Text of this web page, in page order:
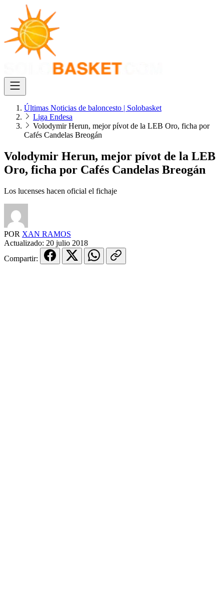
Últimas Noticias de baloncesto | Solobasket
Liga Endesa
Volodymir Herun, mejor pívot de la LEB Oro, ficha por
Cafés Candelas Breogán
Volodymir Herun, mejor pívot de la LEB
Oro, ficha por Cafés Candelas Breogán
Los lucenses hacen oficial el fichaje
POR XAN RAMOS
Actualizado: 20 julio 2018
Compartir: